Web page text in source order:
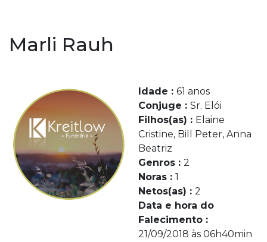
Marli Rauh
Idade : 61 anos
Conjuge : Sr. Elói
Filhos(as) : Elaine
Cristine, Bill Peter, Anna
Beatriz
Genros : 2
Noras : 1
Netos(as) : 2
Data e hora do
Falecimento :
21/09/2018 às 06h40min